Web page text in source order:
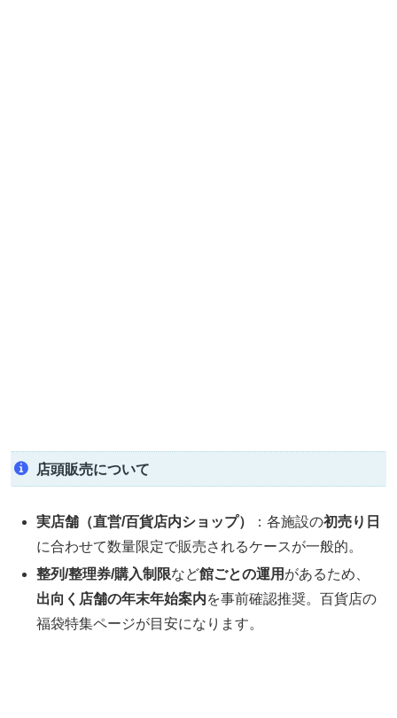
店頭販売について
実店舗（直営/百貨店内ショップ） ：各施設の初売り日
に合わせて数量限定で販売されるケースが一般的。
整列/整理券/購入制限など館ごとの運用 があるため、
出向く店舗の年末年始案内を事前確認推奨。百貨店の
福袋特集ページが目安になります。